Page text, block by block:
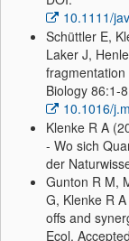
10.1111/
Schüttler E,
Laker J,
fragmentation
Biology 86:1-
10.1016/
Klenke R A
- Wo sich
der
Gunton R M,
G, Klenke R
offs and
Ecol.